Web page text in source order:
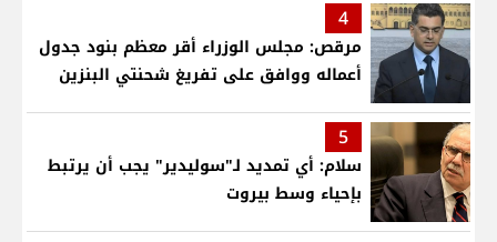
4
مرقص: مجلس الوزراء أقر معظم بنود جدول
أعماله ووافق على تفريغ شحنتي البنزين
5
سلام: أي تمديد لـ"سوليدير" يجب أن يرتبط
بإحياء وسط بيروت